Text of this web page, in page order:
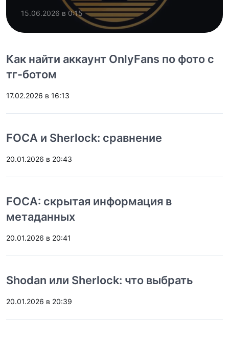
15.06.2026 в 0:15
Как найти аккаунт OnlyFans по фото с
тг-ботом
17.02.2026 в 16:13
FOCA и Sherlock: сравнение
20.01.2026 в 20:43
FOCA: скрытая информация в
метаданных
20.01.2026 в 20:41
Shodan или Sherlock: что выбрать
20.01.2026 в 20:39